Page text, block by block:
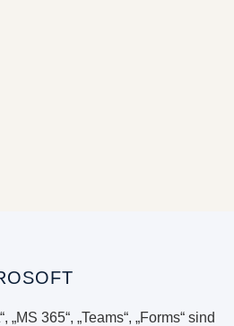
„MS 365“, „Teams“, „Forms“ sind